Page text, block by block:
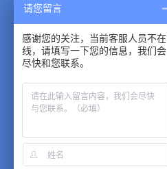
产品中心
新闻资讯
关于我们
联系我们
请您留言
感谢您的关注，当前客服人员不在
线，请填写一下您的信息，我们会
尽快和您联系。